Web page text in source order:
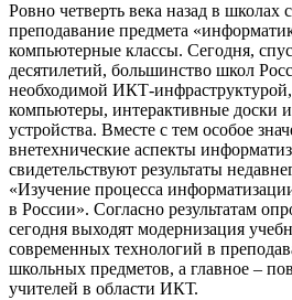
Ровно четверть века назад в школах
преподавание предмета
компьютерные классы. Сегодня,
десятилетий, большинство школ
необходимой ИКТ-
компьютеры, интерактивные доски
устройства. Вместе с тем особое
внетехнические аспекты
свидетельствуют результаты
«Изучение процесса
в России». Согласно результатам
сегодня выходят модернизация
современных технологий в
школьных предметов, а главное –
учителей в области ИКТ.